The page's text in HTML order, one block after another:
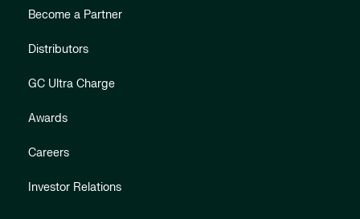
Become a Partner
Distributors
GC Ultra Charge
Awards
Careers
Investor Relations